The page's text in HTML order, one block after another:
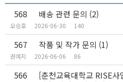
568 배송 관련 문의 (2)
오승호 2026-06-30 140
567 작품 및 작가 문의 (1)
권예지 2026-06-06 86
566
[춘천교육대학교 RISE